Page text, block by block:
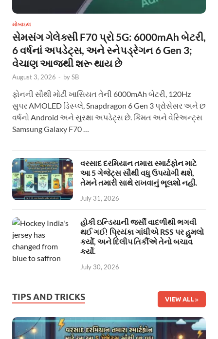
મોબાઇલ
સેમસંગ ગેલેક્સી F70 પ્રો 5G: 6000mAh બેટરી,
6 વર્ષનાં અપડેટ્સ, અને સ્નેપડ્રેગન 6 Gen 3;
વેચાણ આજથી શરૂ થાય છે
August 3, 2026 - bySB
ફોનની સૌથી મોટી ખાસિયત તેની 6000mAh બેટરી, 120Hz
સુપર AMOLED ડિસ્પ્લે, Snapdragon 6 Gen 3 પ્રોસેસર અને છ
વર્ષનો Android અને સુરક્ષા અપડેટ્સ છે. કિંમત અને વેરિઅન્ટ્સ
Samsung Galaxy F70 …
વરસાદ દરમિયાન તમારા સ્માર્ટફોન માટે
આ 5 ગેજેટ્સ સૌથી વધુ ઉપયોગી થશે,
તેમને તમારી સાથે રાખવાનું ભૂલશો નહીં.
July 31, 2026
હોકી ઇન્ડિયાની જર્સી વાદળીથી ભગવી
થઈ ગઈ! પ્રિયંકા ગાંધીએ RSS પર હુમલો
કર્યો, અને દિલીપ તિર્કીએ તેનો બચાવ
કર્યો.
July 30, 2026
TIPS AND TRICKS VIEW ALL